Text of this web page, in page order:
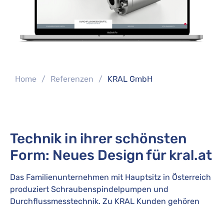
You are here:
Home Referenzen KRAL GmbH
Technik in ihrer schönsten
Form: Neues Design für kral.at
Das Familienunternehmen mit Hauptsitz in Österreich
produziert Schraubenspindelpumpen und
Durchflussmesstechnik. Zu KRAL Kunden gehören